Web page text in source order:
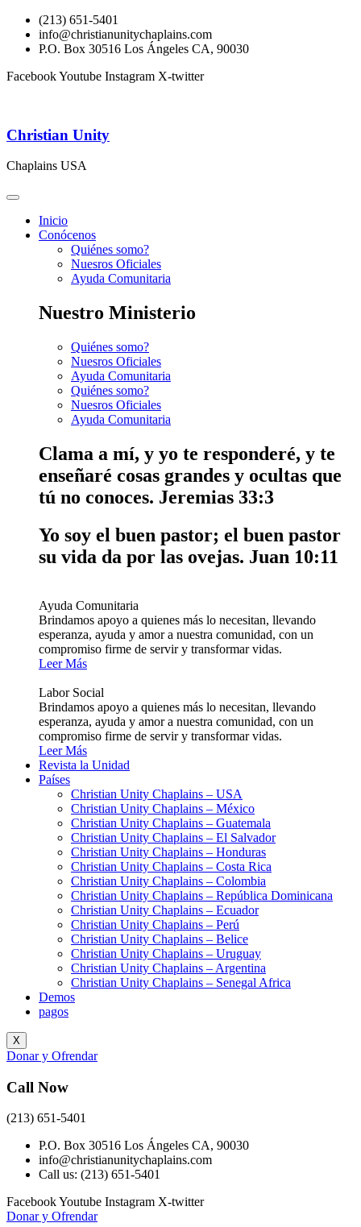
(213) 651-5401
info@christianunitychaplains.com
P.O. Box 30516 Los Ángeles CA, 90030
FacebookYoutube Instagram X-twitter
Christian Unity
Chaplains USA
Inicio
Conócenos
Quiénes somo?
Nuesros Oficiales
Ayuda Comunitaria
Nuestro Ministerio
Quiénes somo?
Nuesros Oficiales
Ayuda Comunitaria
Quiénes somo?
Nuesros Oficiales
Ayuda Comunitaria
Clama a mí, y yo te responderé, y te
enseñaré cosas grandes y ocultas que
tú no conoces. Jeremias 33:3
Yo soy el buen pastor; el buen pastor
su vida da por las ovejas. Juan 10:11
Ayuda Comunitaria
Brindamos apoyo a quienes más lo necesitan, llevando
esperanza, ayuda y amor a nuestra comunidad, con un
compromiso firme de servir y transformar vidas.
Leer Más
Labor Social
Brindamos apoyo a quienes más lo necesitan, llevando
esperanza, ayuda y amor a nuestra comunidad, con un
compromiso firme de servir y transformar vidas.
Leer Más
Revista la Unidad
Países
Christian Unity Chaplains – USA
Christian Unity Chaplains – México
Christian Unity Chaplains – Guatemala
Christian Unity Chaplains – El Salvador
Christian Unity Chaplains – Honduras
Christian Unity Chaplains – Costa Rica
Christian Unity Chaplains – Colombia
Christian Unity Chaplains – República Dominicana
Christian Unity Chaplains – Ecuador
Christian Unity Chaplains – Perú
Christian Unity Chaplains – Belice
Christian Unity Chaplains – Uruguay
Christian Unity Chaplains – Argentina
Christian Unity Chaplains – Senegal Africa
Demos
pagos
X
Donar y Ofrendar
Call Now
(213) 651-5401
P.O. Box 30516 Los Ángeles CA, 90030
info@christianunitychaplains.com
Call us: (213) 651-5401
FacebookYoutube Instagram X-twitter
Donar y Ofrendar